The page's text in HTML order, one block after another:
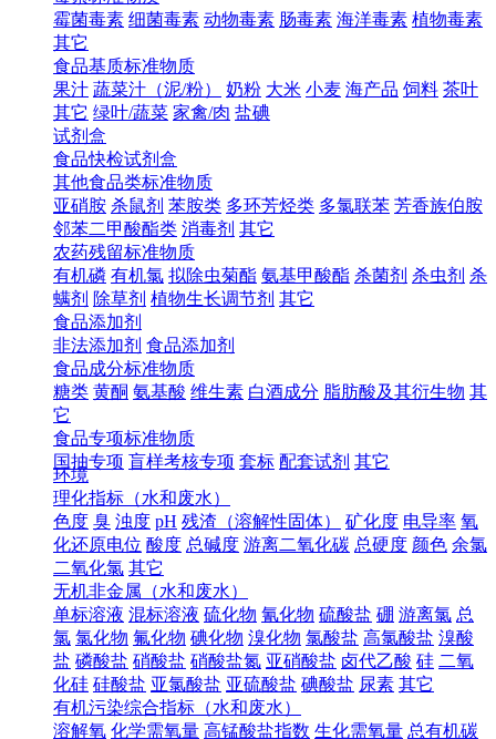
霉菌毒素 细菌毒素 动物毒素 肠毒素 海洋毒素 植物毒素
其它
食品基质标准物质
果汁 蔬菜汁（泥/粉） 奶粉 大米 小麦 海产品 饲料 茶叶
其它 绿叶/蔬菜 家禽/肉 盐碘
试剂盒
食品快检试剂盒
其他食品类标准物质
亚硝胺 杀鼠剂 苯胺类 多环芳烃类 多氯联苯 芳香族伯胺
邻苯二甲酸酯类 消毒剂 其它
农药残留标准物质
有机磷 有机氯 拟除虫菊酯 氨基甲酸酯 杀菌剂 杀虫剂 杀
螨剂 除草剂 植物生长调节剂 其它
食品添加剂
非法添加剂 食品添加剂
食品成分标准物质
糖类 黄酮 氨基酸 维生素 白酒成分 脂肪酸及其衍生物 其
它
食品专项标准物质
国抽专项 盲样考核专项 套标 配套试剂 其它
环境
理化指标（水和废水）
色度 臭 浊度 pH 残渣（溶解性固体） 矿化度 电导率 氧
化还原电位 酸度 总碱度 游离二氧化碳 总硬度 颜色 余氯
二氧化氯 其它
无机非金属（水和废水）
单标溶液 混标溶液 硫化物 氰化物 硫酸盐 硼 游离氯 总
氯 氯化物 氟化物 碘化物 溴化物 氯酸盐 高氯酸盐 溴酸
盐 磷酸盐 硝酸盐 硝酸盐氮 亚硝酸盐 卤代乙酸 硅 二氧
化硅 硅酸盐 亚氯酸盐 亚硫酸盐 碘酸盐 尿素 其它
有机污染综合指标（水和废水）
溶解氧 化学需氧量 高锰酸盐指数 生化需氧量 总有机碳